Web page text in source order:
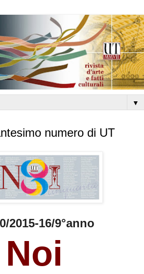
▼
numero di UT
2015-16/9°anno
Noi